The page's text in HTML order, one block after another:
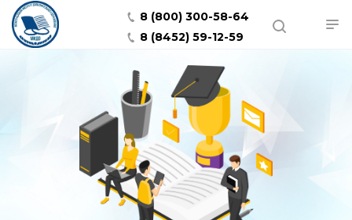
8 (800) 300-58-64
8 (8452) 59-12-59